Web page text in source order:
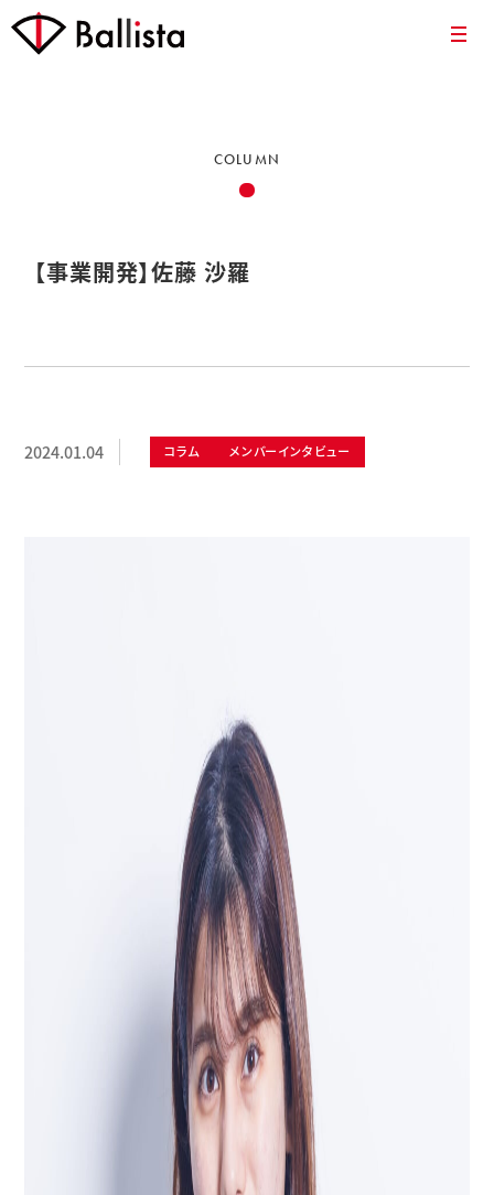
【事業開発】佐藤 沙羅
COLUMN
2024.01.04 コラム メンバーインタビュー